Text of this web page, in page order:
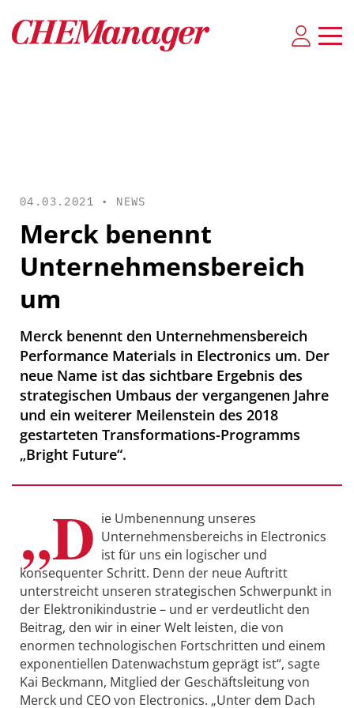
04.03.2021 • NEWS
Merck benennt
Unternehmensbereich
um
Merck benennt den Unternehmensbereich
Performance Materials in Electronics um. Der
neue Name ist das sichtbare Ergebnis des
strategischen Umbaus der vergangenen Jahre
und ein weiterer Meilenstein des 2018
gestarteten Transformations-Programms
„Bright Future“.
„D ie Umbenennung unseres
Unternehmensbereichs in Electronics
ist für uns ein logischer und
konsequenter Schritt. Denn der neue Auftritt
unterstreicht unseren strategischen Schwerpunkt in
der Elektronikindustrie – und er verdeutlicht den
Beitrag, den wir in einer Welt leisten, die von
enormen technologischen Fortschritten und einem
exponentiellen Datenwachstum geprägt ist“, sagte
Kai Beckmann, Mitglied der Geschäftsleitung von
Merck und CEO von Electronics. „Unter dem Dach